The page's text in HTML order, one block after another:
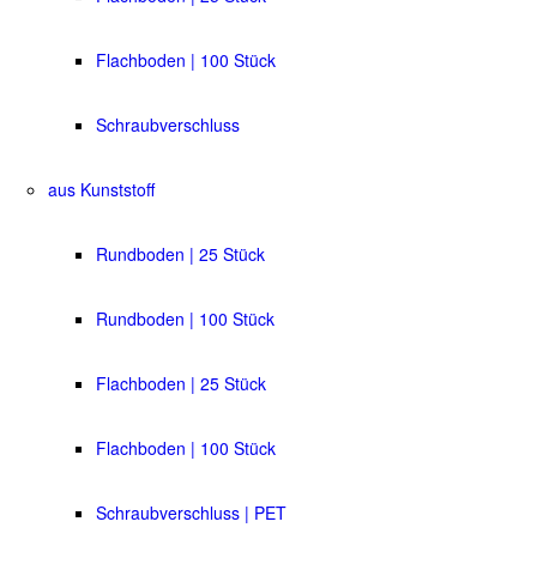
Flachboden | 100 Stück
Schraubverschluss
aus Kunststoff
Rundboden | 25 Stück
Rundboden | 100 Stück
Flachboden | 25 Stück
Flachboden | 100 Stück
Schraubverschluss | PET